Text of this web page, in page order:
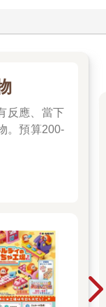
反應、當下
。預算200-